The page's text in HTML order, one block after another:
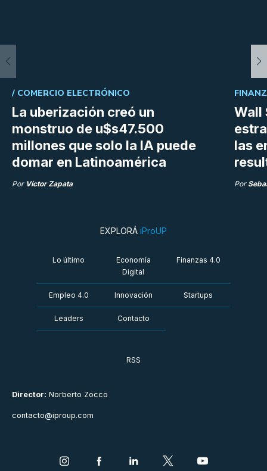
La uberización creó un
monstruo de u$s47.500
millones que solo la IA puede
domar en Latinoamérica
/ COMERCIO ELECTRÓNICO
Por Víctor Zapata
Wall
las
Por
Director: Norberto Zocco
contacto@iproup.com
EXPLORÁ iProUP
Lo último
Economía
Digital
Finanzas 4.0
Empleo 4.0 Innovación Startups
Leaders Contacto
RSS